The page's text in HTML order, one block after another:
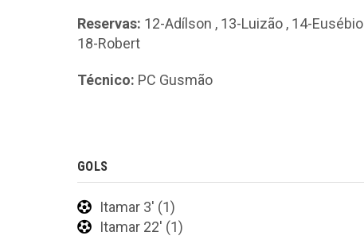
Reservas: 12-Adílson , 13-Luizão , 14-Eusébio
18-Robert
Técnico: PC Gusmão
GOLS
Itamar 3' (1)
Itamar 22' (1)